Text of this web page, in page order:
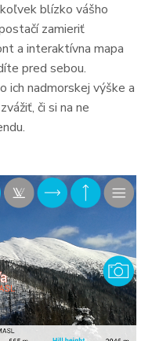
blízko vášho
zamieriť
a interaktívna mapa
pred sebou.
ich nadmorskej výške a
či si na ne